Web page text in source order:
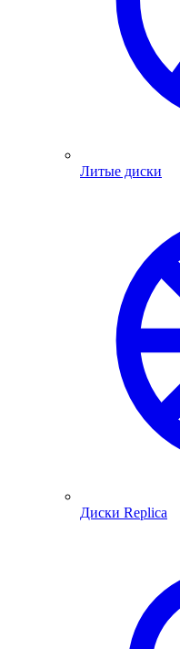
Литые диски
Диски Replica